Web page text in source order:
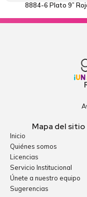
8884-6 Plato 9”
Mapa del sitio
Inicio
Quiénes somos
Licencias
Servicio Institucional
Únete a nuestro equipo
Sugerencias